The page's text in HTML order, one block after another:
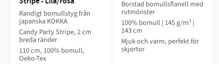
Randigt bomullstyg från
japanska KOKKA
Candy Party Stripe, 2 cm
breda ränder
110 cm, 100% bomull,
Oeko-Tex
Borstad bomullsflanell med
rutmönster
100% bomull | 145 g/m² |
143 cm
Mjuk och varm, perfekt för
skjortor